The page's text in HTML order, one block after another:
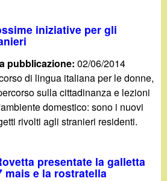
iniziative per gli
pubblicazione:02/06/2014
di lingua italiana per le donne,
sulla cittadinanza e lezioni
domestico: sono i nuovi
rivolti agli stranieri residenti.
presentate la galletta
mais e la rostratella